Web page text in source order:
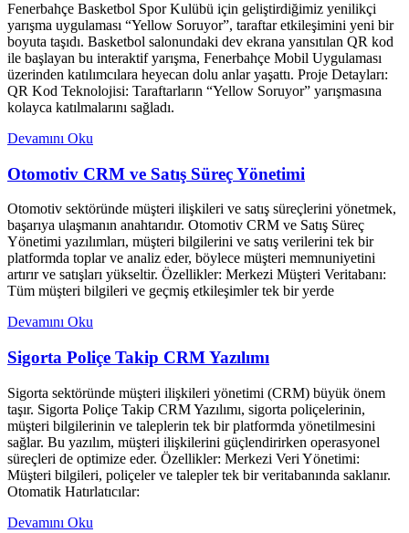
Fenerbahçe Basketbol Spor Kulübü için geliştirdiğimiz yenilikçi
yarışma uygulaması “Yellow Soruyor”, taraftar etkileşimini yeni bir
boyuta taşıdı. Basketbol salonundaki dev ekrana yansıtılan QR kod
ile başlayan bu interaktif yarışma, Fenerbahçe Mobil Uygulaması
üzerinden katılımcılara heyecan dolu anlar yaşattı. Proje Detayları:
QR Kod Teknolojisi: Taraftarların “Yellow Soruyor” yarışmasına
kolayca katılmalarını sağladı.
Devamını Oku
Otomotiv CRM ve Satış Süreç Yönetimi
Otomotiv sektöründe müşteri ilişkileri ve satış süreçlerini yönetmek,
başarıya ulaşmanın anahtarıdır. Otomotiv CRM ve Satış Süreç
Yönetimi yazılımları, müşteri bilgilerini ve satış verilerini tek bir
platformda toplar ve analiz eder, böylece müşteri memnuniyetini
artırır ve satışları yükseltir. Özellikler: Merkezi Müşteri Veritabanı:
Tüm müşteri bilgileri ve geçmiş etkileşimler tek bir yerde
Devamını Oku
Sigorta Poliçe Takip CRM Yazılımı
Sigorta sektöründe müşteri ilişkileri yönetimi (CRM) büyük önem
taşır. Sigorta Poliçe Takip CRM Yazılımı, sigorta poliçelerinin,
müşteri bilgilerinin ve taleplerin tek bir platformda yönetilmesini
sağlar. Bu yazılım, müşteri ilişkilerini güçlendirirken operasyonel
süreçleri de optimize eder. Özellikler: Merkezi Veri Yönetimi:
Müşteri bilgileri, poliçeler ve talepler tek bir veritabanında saklanır.
Otomatik Hatırlatıcılar:
Devamını Oku